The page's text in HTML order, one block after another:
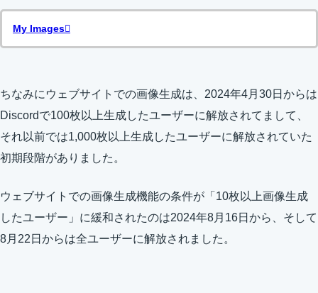
My Images
ちなみにウェブサイトでの画像生成は、2024年4月30日からは
Discordで100枚以上生成したユーザーに解放されてまして、
それ以前では1,000枚以上生成したユーザーに解放されていた
初期段階がありました。
ウェブサイトでの画像生成機能の条件が「10枚以上画像生成
したユーザー」に緩和されたのは2024年8月16日から、そして
8月22日からは全ユーザーに解放されました。